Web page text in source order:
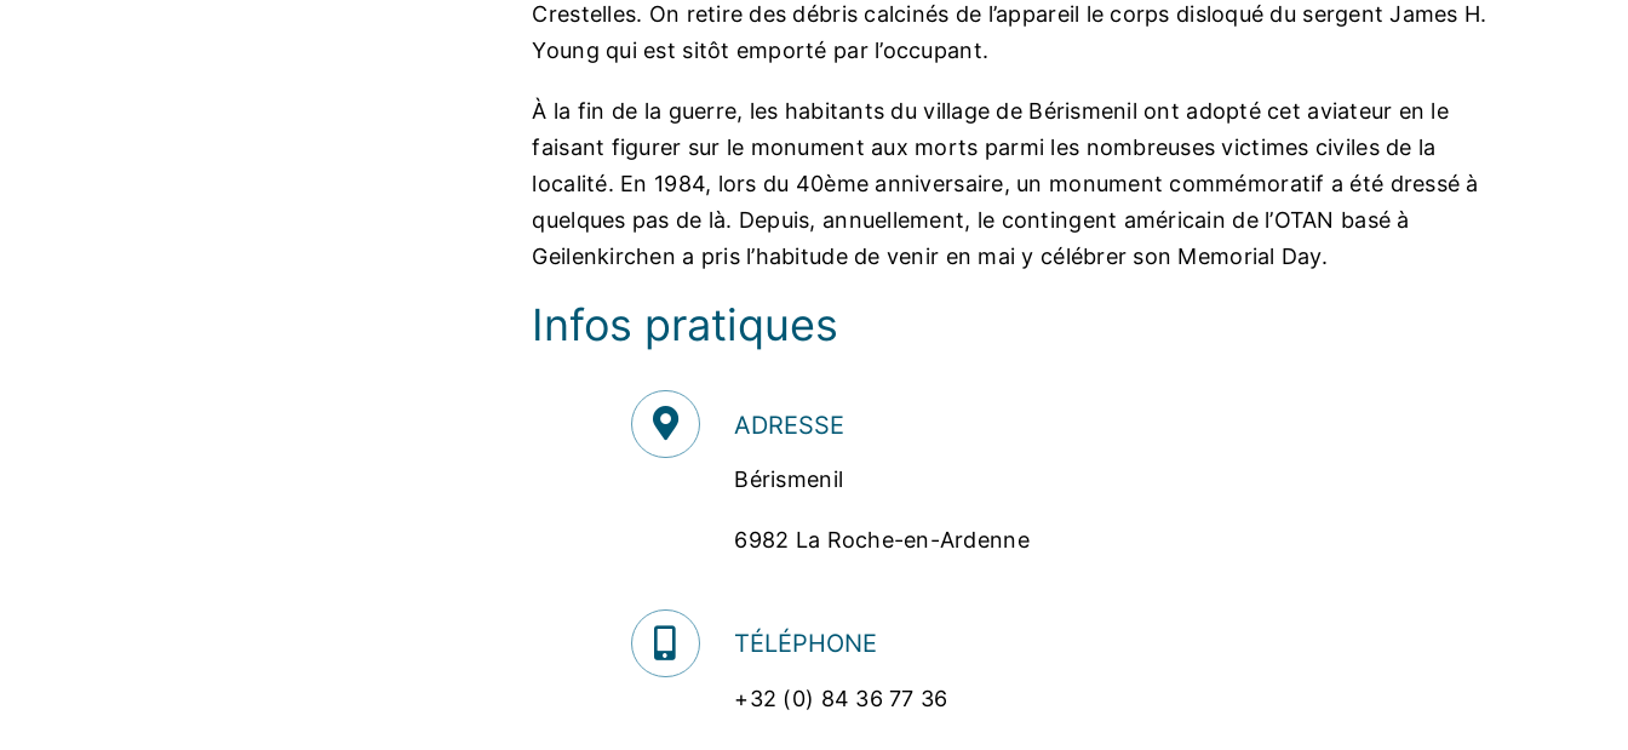
Crestelles. On retire des débris calcinés de l’appareil le corps disloqué du sergent James H.
Young qui est sitôt emporté par l’occupant.
À la fin de la guerre, les habitants du village de Bérismenil ont adopté cet aviateur en le
faisant figurer sur le monument aux morts parmi les nombreuses victimes civiles de la
localité. En 1984, lors du 40ème anniversaire, un monument commémoratif a été dressé à
quelques pas de là. Depuis, annuellement, le contingent américain de l’OTAN basé à
Geilenkirchen a pris l’habitude de venir en mai y célébrer son Memorial Day.
Infos pratiques
ADRESSE
Bérismenil
6982 La Roche-en-Ardenne
TÉLÉPHONE
+32 (0) 84 36 77 36